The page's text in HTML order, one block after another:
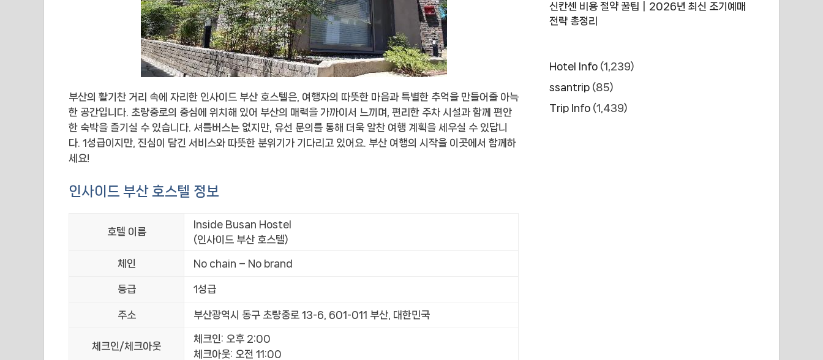
부산의 활기찬 거리 속에 자리한 인사이드 부산 호스텔은, 여행자의 따뜻한 마음과 특별한 추억을 만들어줄 아늑
한 공간입니다. 초량중로의 중심에 위치해 있어 부산의 매력을 가까이서 느끼며, 편리한 주차 시설과 함께 편안
한 숙박을 즐기실 수 있습니다. 셔틀버스는 없지만, 유선 문의를 통해 더욱 알찬 여행 계획을 세우실 수 있답니
다. 1성급이지만, 진심이 담긴 서비스와 따뜻한 분위기가 기다리고 있어요. 부산 여행의 시작을 이곳에서 함께하
세요!
인사이드 부산 호스텔 정보
호텔 이름
Inside Busan Hostel
(인사이드 부산 호스텔)
체인 No chain – No brand
등급 1성급
주소 부산광역시 동구 초량중로 13-6, 601-011 부산, 대한민국
체크인/체크아웃
체크인: 오후 2:00
체크아웃: 오전 11:00
신칸센 비용 절약 꿀팁｜2026년 최신 조기예매
전략 총정리
Hotel Info (1,239)
ssantrip (85)
Trip Info (1,439)